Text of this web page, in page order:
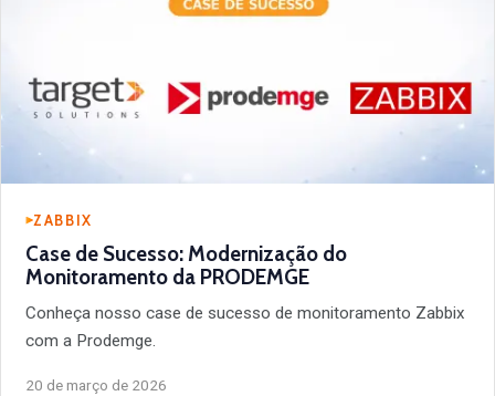
ZABBIX
Case de Sucesso: Modernização do
Monitoramento da PRODEMGE
Conheça nosso case de sucesso de monitoramento Zabbix
com a Prodemge.
20 de março de 2026